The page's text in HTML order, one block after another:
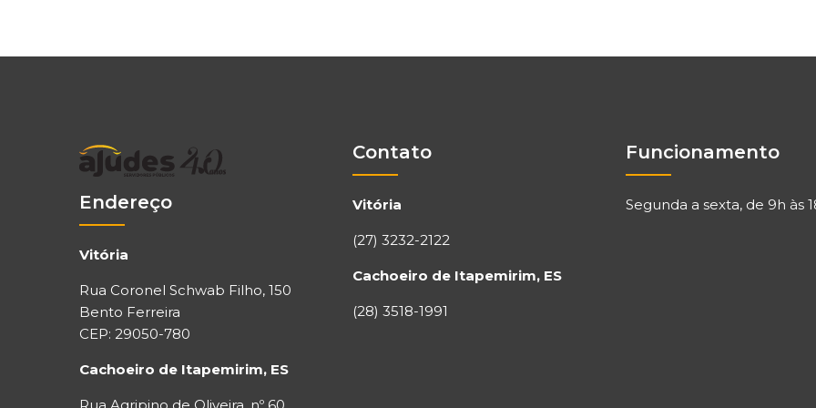
Endereço
Vitória
Rua Coronel Schwab Filho, 150
Bento Ferreira
CEP: 29050-780
Cachoeiro de Itapemirim, ES
Rua Agripino de Oliveira, nº 60
Contato
Vitória
(27) 3232-2122
Cachoeiro de Itapemirim, ES
(28) 3518-1991
Funcionamento
Segunda a sexta, de 9h às